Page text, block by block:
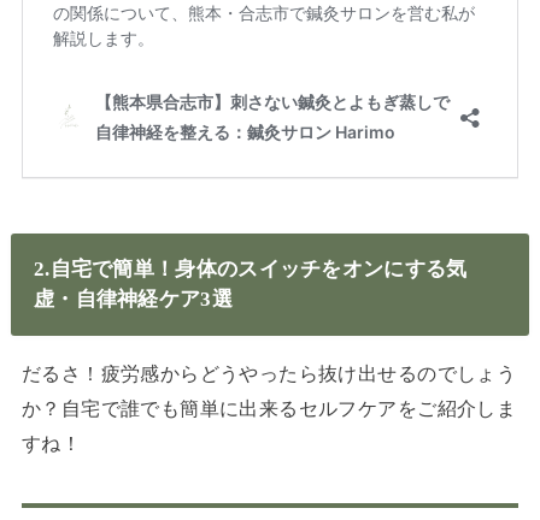
2.自宅で簡単！身体のスイッチをオンにする気
虚・自律神経ケア3選
だるさ！疲労感からどうやったら抜け出せるのでしょう
か？自宅で誰でも簡単に出来るセルフケアをご紹介しま
すね！